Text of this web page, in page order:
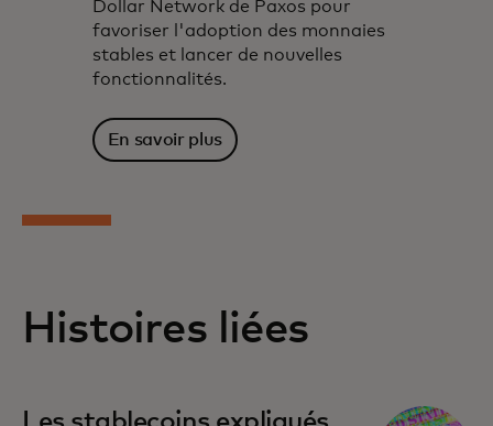
Dollar Network de Paxos pour
favoriser l'adoption des monnaies
stables et lancer de nouvelles
fonctionnalités.
En savoir plus
Histoires liées